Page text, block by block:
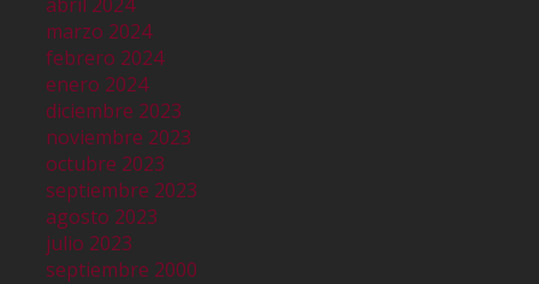
marzo 2024
febrero 2024
enero 2024
diciembre 2023
noviembre 2023
octubre 2023
septiembre 2023
agosto 2023
julio 2023
septiembre 2000